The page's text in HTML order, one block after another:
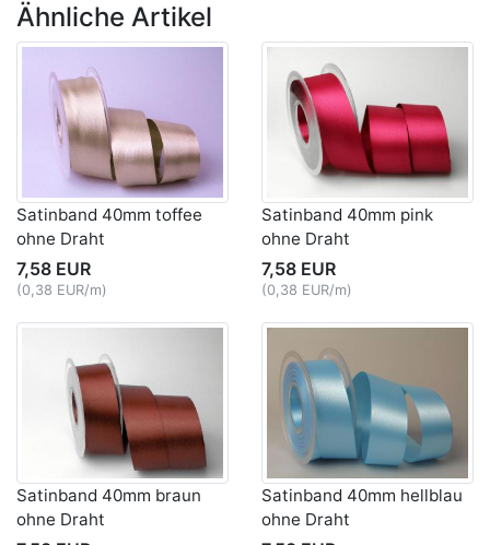
Ähnliche Artikel
Satinband 40mm toffee
ohne Draht
7,58 EUR
(0,38 EUR/m)
Satinband 40mm pink
ohne Draht
7,58 EUR
(0,38 EUR/m)
Satinband 40mm braun
ohne Draht
Satinband 40mm hellblau
ohne Draht